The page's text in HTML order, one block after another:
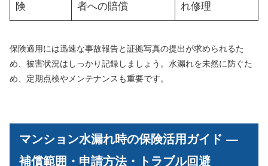
険
者への賠償
れ修理
保険適用には迅速な事故報告と証拠写真の提出が求められるた
め、被害状況はしっかり記録しましょう。水漏れを未然に防ぐた
め、定期点検やメンテナンスも重要です。
マンション水漏れ時の保険活用ガイド —
補償範囲・申請方法・トラブル回避